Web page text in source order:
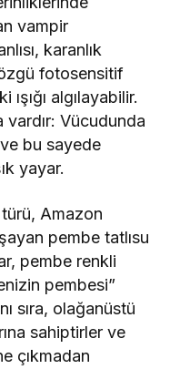
vampir
karanlık
fotosensitif
algılayabilir.
vardır: Vücudunda
bu sayede
yayar.
Amazon
pembe tatlısu
pembe renkli
pembesi”
sıra, olağanüstü
sahiptirler ve
çıkmadan